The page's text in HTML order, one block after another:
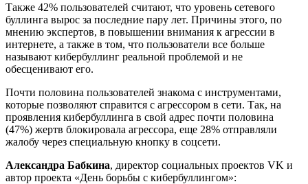
Также 42% пользователей считают, что уровень сетевого
буллинга вырос за последние пару лет. Причины этого, по
мнению экспертов, в повышении внимания к агрессии в
интернете, а также в том, что пользователи все больше
называют кибербуллинг реальной проблемой и не
обесценивают его.
Почти половина пользователей знакома с инструментами,
которые позволяют справится с агрессором в сети. Так, на
проявления кибербуллинга в свой адрес почти половина
(47%) жертв блокировала агрессора, еще 28% отправляли
жалобу через специальную кнопку в соцсети.
Александра Бабкина, директор социальных проектов VK и
автор проекта «День борьбы с кибербуллингом»: